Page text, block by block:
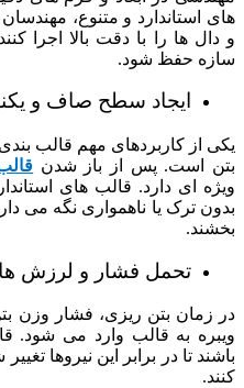
های استاندارد و متنوع،
و دال ها را با دقت بالا اجرا
سازه حفظ شود.
ایجاد سطح صاف و
یکی از کاربردهای مهم قالب
بتن است. پس از باز شدن
ویژه ای دارد. قالب های
بدون ترک یا ناهمواری نگه می
بخشند.
تحمل فشار و لرزش ها
در زمان بتن ریزی، فشار وزن
ویبره به قالب وارد می شود.
باشند تا در برابر این نیروها
کنند.